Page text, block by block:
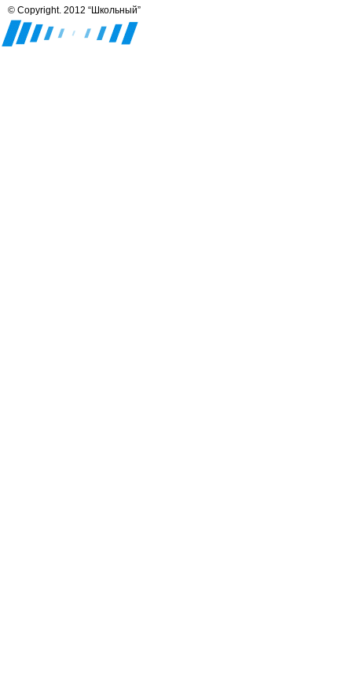
© Copyright. 2012 “Школьный”